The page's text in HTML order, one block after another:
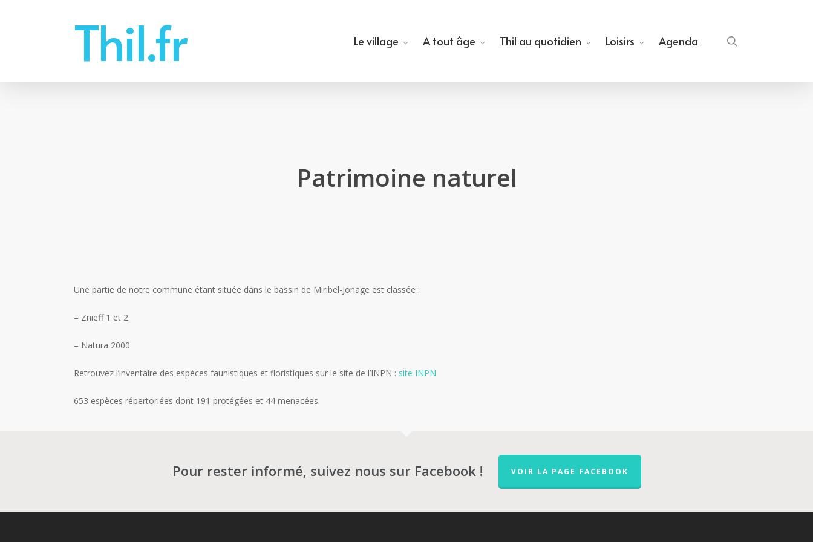
Thil.fr Le village A tout âge Thil au quotidien Loisirs Agenda
Patrimoine naturel
Une partie de notre commune étant située dans le bassin de Miribel-Jonage est classée :
– Znieff 1 et 2
– Natura 2000
Retrouvez l’inventaire des espèces faunistiques et floristiques sur le site de l’INPN : site INPN
653 espèces répertoriées dont 191 protégées et 44 menacées.
Pour rester informé, suivez nous sur Facebook ! VOIR LA PAGE FACEBOOK